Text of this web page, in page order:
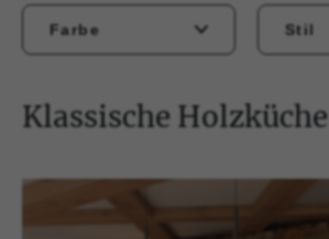
Farbe Stil
Klassische Holzküche